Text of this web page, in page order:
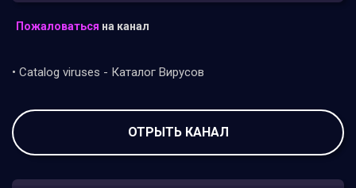
Пожаловаться на канал
• Catalog viruses - Каталог Вирусов
ОТРЫТЬ КАНАЛ